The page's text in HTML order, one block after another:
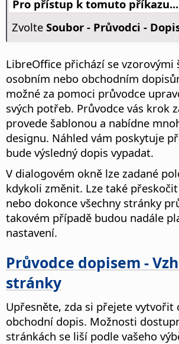
Pro přístup k tomuto příkazu...
Zvolte Soubor - Průvodci -
LibreOffice přichází se vzorovými
osobním nebo obchodním
možné za pomoci průvodce
svých potřeb. Průvodce vás krok
provede šablonou a nabídne
designu. Náhled vám poskytuje
bude výsledný dopis vypadat.
V dialogovém okně lze zadané
kdykoli změnit. Lze také
nebo dokonce všechny stránky
takovém případě budou nadále
nastavení.
Průvodce dopisem -
stránky
Upřesněte, zda si přejete vytvořit
obchodní dopis. Možnosti
stránkách se liší podle vašeho